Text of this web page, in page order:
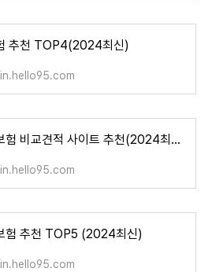
추천 TOP4(2024최신)
자동차보험 비교견적 사이트 추천(2024최신)
험 추천 TOP5 (2024최신)